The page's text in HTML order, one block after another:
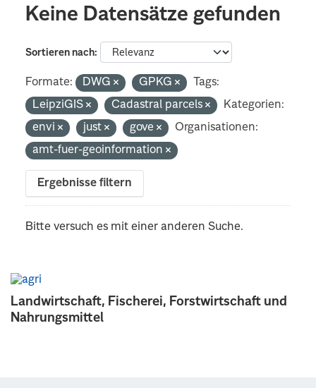
Landwirtschaft, Fischerei, Forstwirtschaft und
Nahrungsmittel
Keine Datensätze gefunden
Sortieren nach
Formate: DWG GPKG
Tags:
LeipziGIS
Cadastral parcels
Kategorien:
envi
just gove
Organisationen:
amt-fuer-geoinformation
Ergebnisse filtern
Bitte versuch es mit einer anderen Suche.